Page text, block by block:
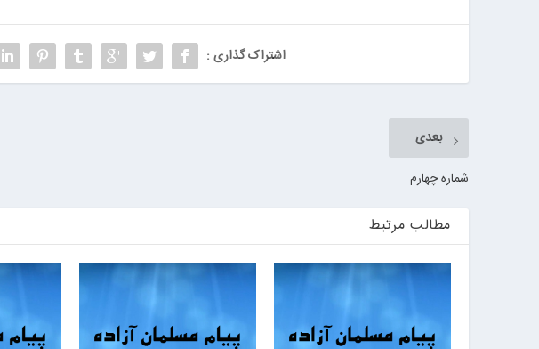
اشتراک گذاری :
بعدی
شماره چهارم
مطالب مرتبط